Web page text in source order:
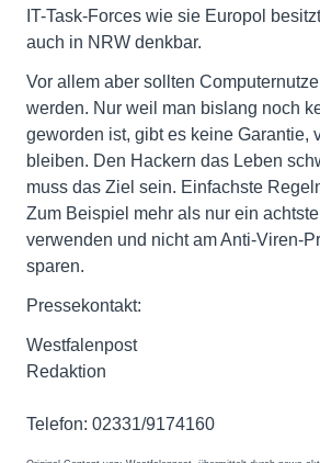
IT-Task-Forces wie sie Europol
auch in NRW denkbar.
Vor allem aber sollten
werden. Nur weil man bislang noch
geworden ist, gibt es keine Garantie,
bleiben. Den Hackern das Leben
muss das Ziel sein. Einfachste
Zum Beispiel mehr als nur ein
verwenden und nicht am Anti-Viren-
sparen.
Pressekontakt:
Westfalenpost
Redaktion
Telefon: 02331/9174160